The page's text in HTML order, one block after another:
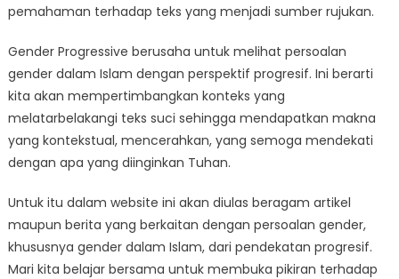
pemahaman terhadap teks yang menjadi sumber rujukan.
Gender Progressive berusaha untuk melihat persoalan
gender dalam Islam dengan perspektif progresif. Ini berarti
kita akan mempertimbangkan konteks yang
melatarbelakangi teks suci sehingga mendapatkan makna
yang kontekstual, mencerahkan, yang semoga mendekati
dengan apa yang diinginkan Tuhan.
Untuk itu dalam website ini akan diulas beragam artikel
maupun berita yang berkaitan dengan persoalan gender,
khususnya gender dalam Islam, dari pendekatan progresif.
Mari kita belajar bersama untuk membuka pikiran terhadap